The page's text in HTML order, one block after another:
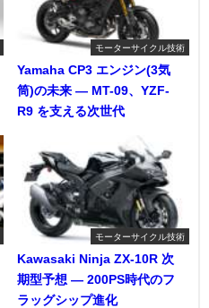
モーターサイクル技術
Yamaha CP3 エンジン(3気
筒)の未来 ― MT-09、YZF-
R9 を支える次世代
モーターサイクル技術
Kawasaki Ninja ZX-10R 次
期型予想 ― 200PS時代のフ
ラッグシップ進化